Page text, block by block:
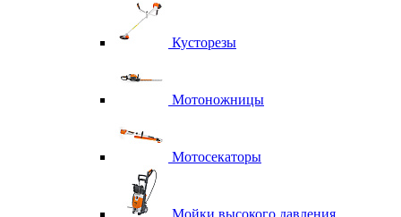
Кусторезы
Мотоножницы
Мотосекаторы
Мойки высокого давления